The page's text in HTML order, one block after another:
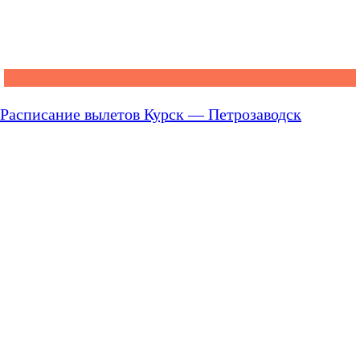
Расписание вылетов Курск — Петрозаводск